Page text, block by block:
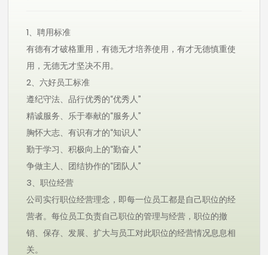
1、聘用标准
有德有才破格重用，有德无才培养使用，有才无德慎重使
用，无德无才坚决不用。
2、六好员工标准
遵纪守法、品行优秀的“优秀人”
精诚服务、乐于奉献的“服务人”
胸怀大志、有识有才的“知识人”
勤于学习、积极向上的“勤奋人”
争做主人、团结协作的“团队人”
3、职位经营
公司实行职位经营理念，即每一位员工都是自己职位的经
营者。每位员工负责自己职位的管理与经营，职位的撤
销、保存、发展、扩大与员工对此职位的经营情况息息相
关。